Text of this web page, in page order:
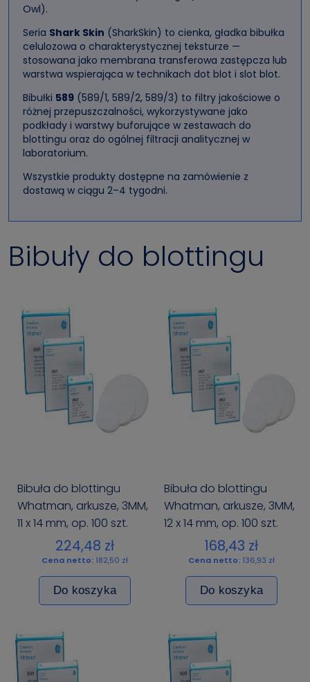
Owl).
Seria Shark Skin (SharkSkin) to cienka, gładka bibułka
celulozowa o charakterystycznej teksturze —
stosowana jako membrana transferowa zastępcza lub
warstwa wspierająca w technikach dot blot i slot blot.
Bibułki 589 (589/1, 589/2, 589/3) to filtry jakościowe o
różnej przepuszczalności, wykorzystywane jako
podkłady i warstwy buforujące w zestawach do
blottingu oraz do ogólnej filtracji analitycznej w
laboratorium.
Wszystkie produkty dostępne na zamówienie z
dostawą w ciągu 2–4 tygodni.
Bibuły do blottingu
Bibuła do blottingu
Whatman, arkusze, 3MM,
11 x 14 mm, op. 100 szt.
224,48 zł
Cena netto: 182,50 zł
Do koszyka
Bibuła do blottingu
Whatman, arkusze, 3MM,
12 x 14 mm, op. 100 szt.
168,43 zł
Cena netto: 136,93 zł
Do koszyka